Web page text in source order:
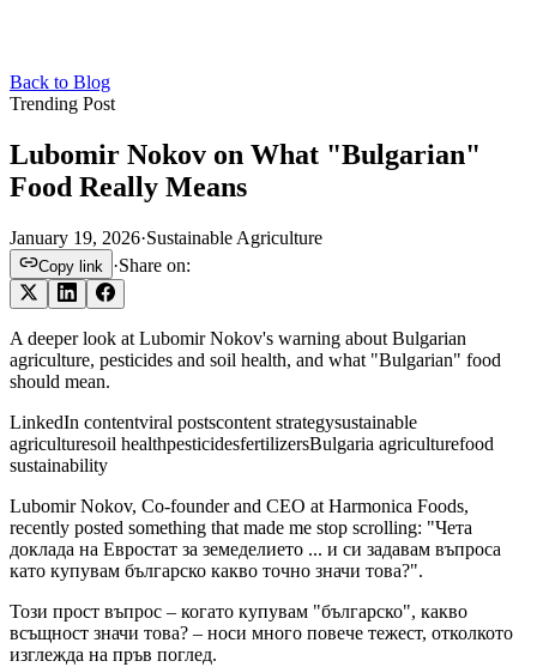
Back to Blog
Trending Post
Lubomir Nokov on What "Bulgarian"
Food Really Means
January 19, 2026·Sustainable Agriculture
Copy link ·Share on:
A deeper look at Lubomir Nokov's warning about Bulgarian
agriculture, pesticides and soil health, and what "Bulgarian" food
should mean.
LinkedIn contentviral postscontent strategysustainable
agriculturesoil healthpesticidesfertilizersBulgaria agriculturefood
sustainability
Lubomir Nokov, Co-founder and CEO at Harmonica Foods,
recently posted something that made me stop scrolling: "Чета
доклада на Евростат за земеделието ... и си задавам въпроса
като купувам българско какво точно значи това?".
Този прост въпрос – когато купувам "българско", какво
всъщност значи това? – носи много повече тежест, отколкото
изглежда на пръв поглед.